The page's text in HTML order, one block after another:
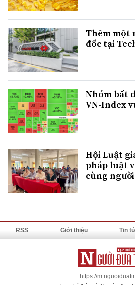
Thêm một
đốc tại
Nhóm bất
VN-Index
Hội Luật
pháp luật
cùng
RSS Giới thiệu Tin
https://